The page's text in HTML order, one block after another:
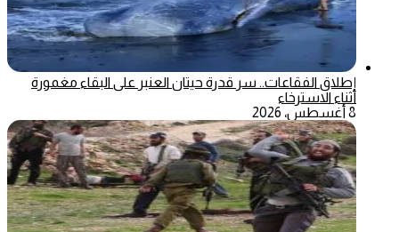
إطلاق الفقاعات.. سر قدرة حيتان العنبر على البقاء مغمورة
أثناء الاسترخاء
8 أغسطس، 2026